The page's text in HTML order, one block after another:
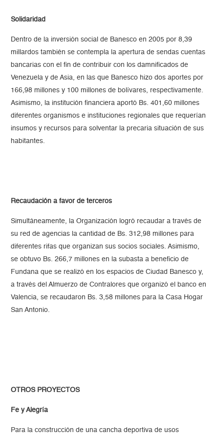
Solidaridad
Dentro de la inversión social de Banesco en 2005 por 8,39
millardos también se contempla la apertura de sendas cuentas
bancarias con el fin de contribuir con los damnificados de
Venezuela y de Asia, en las que Banesco hizo dos aportes por
166,98 millones y 100 millones de bolívares, respectivamente.
Asimismo, la institución financiera aportó Bs. 401,60 millones
diferentes organismos e instituciones regionales que requerían
insumos y recursos para solventar la precaria situación de sus
habitantes.
Recaudación a favor de terceros
Simultáneamente, la Organización logró recaudar a través de
su red de agencias la cantidad de Bs. 312,98 millones para
diferentes rifas que organizan sus socios sociales. Asimismo,
se obtuvo Bs. 266,7 millones en la subasta a beneficio de
Fundana que se realizó en los espacios de Ciudad Banesco y,
a través del Almuerzo de Contralores que organizó el banco en
Valencia, se recaudaron Bs. 3,58 millones para la Casa Hogar
San Antonio.
OTROS PROYECTOS
Fe y Alegría
Para la construcción de una cancha deportiva de usos